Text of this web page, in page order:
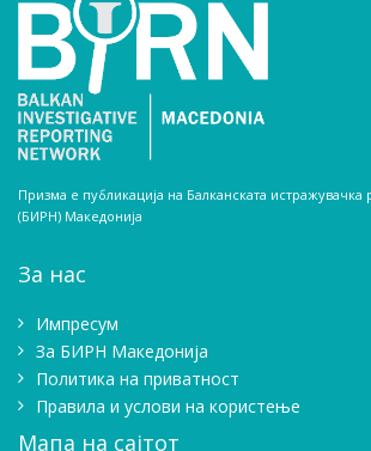
Призма е публикација на Балканската
(БИРН) Македонија
За нас
Импресум
Зa БИРН Македонија
Политика на приватност
Правила и услови на користење
Мапа на сајтот